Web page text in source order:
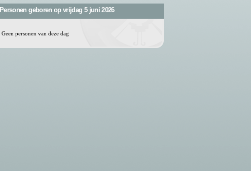
Personen geboren op vrijdag 5 juni 2026
Geen personen van deze dag